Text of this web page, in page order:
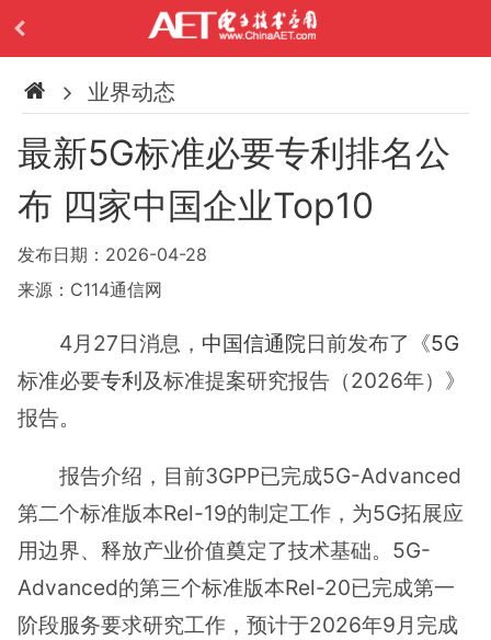
业界动态
最新5G标准必要专利排名公
布 四家中国企业Top10
发布日期：2026-04-28
来源：C114通信网
4月27日消息， 中国信通院日前发布了《5G
标准必要专利及标准提案研究报告（2026年）》
报告。
报告介绍，目前3GPP已完成5G-Advanced
第二个标准版本Rel-19的制定工作，为5G拓展应
用边界、释放产业价值奠定了技术基础。5G-
Advanced的第三个标准版本Rel-20已完成第一
阶段服务要求研究工作，预计于2026年9月完成